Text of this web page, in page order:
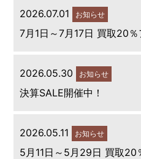
2026.07.01 お知らせ
7月1日～7月17日 買取20
2026.05.30 お知らせ
決算SALE開催中！
2026.05.11 お知らせ
5月11日～5月29日 買取